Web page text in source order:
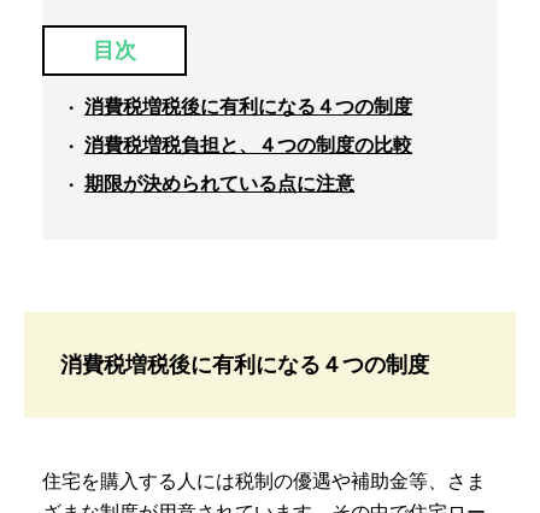
目次
消費税増税後に有利になる４つの制度
消費税増税負担と、４つの制度の比較
期限が決められている点に注意
消費税増税後に有利になる４つの制度
住宅を購入する人には税制の優遇や補助金等、さま